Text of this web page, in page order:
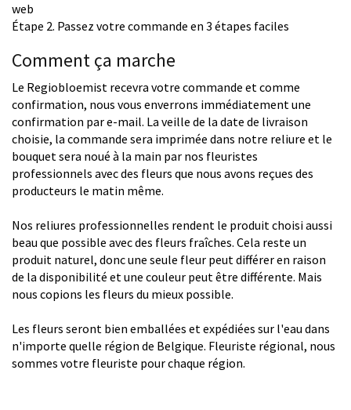
web
Étape 2. Passez votre commande en 3 étapes faciles
Comment ça marche
Le Regiobloemist recevra votre commande et comme
confirmation, nous vous enverrons immédiatement une
confirmation par e-mail. La veille de la date de livraison
choisie, la commande sera imprimée dans notre reliure et le
bouquet sera noué à la main par nos fleuristes
professionnels avec des fleurs que nous avons reçues des
producteurs le matin même.
Nos reliures professionnelles rendent le produit choisi aussi
beau que possible avec des fleurs fraîches. Cela reste un
produit naturel, donc une seule fleur peut différer en raison
de la disponibilité et une couleur peut être différente. Mais
nous copions les fleurs du mieux possible.
Les fleurs seront bien emballées et expédiées sur l'eau dans
n'importe quelle région de Belgique. Fleuriste régional, nous
sommes votre fleuriste pour chaque région.